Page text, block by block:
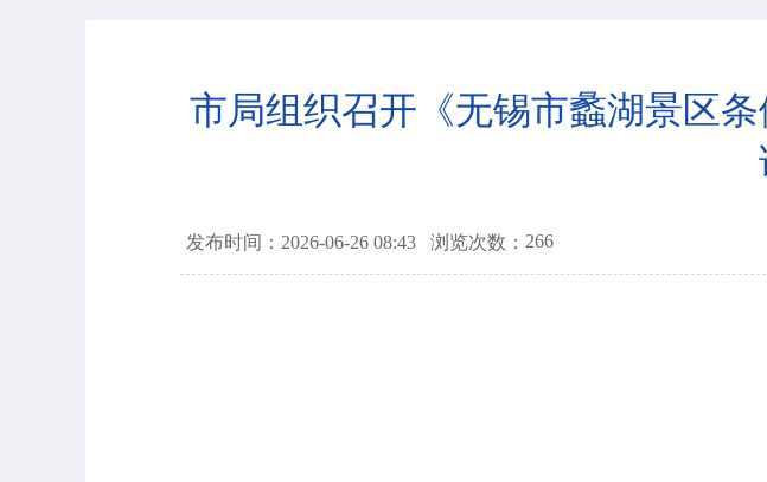
市局组织召开《无锡市蠡湖景区
发布时间：2026-06-26 08:43 浏览次数： 266